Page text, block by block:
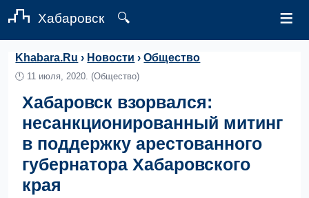
Хабаровск 🔍 ≡
Khabara.Ru › Новости ›Общество
🕛 11 июля, 2020. (Общество)
Хабаровск взорвался:
несанкционированный митинг
в поддержку арестованного
губернатора Хабаровского
края